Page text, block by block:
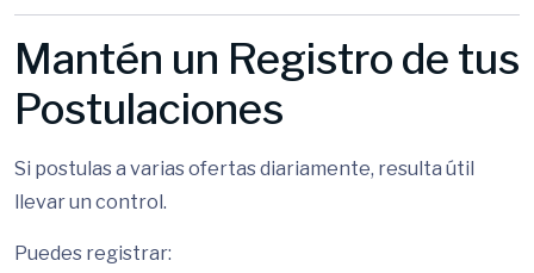
Mantén un Registro de tus
Postulaciones
Si postulas a varias ofertas diariamente, resulta útil
llevar un control.
Puedes registrar: